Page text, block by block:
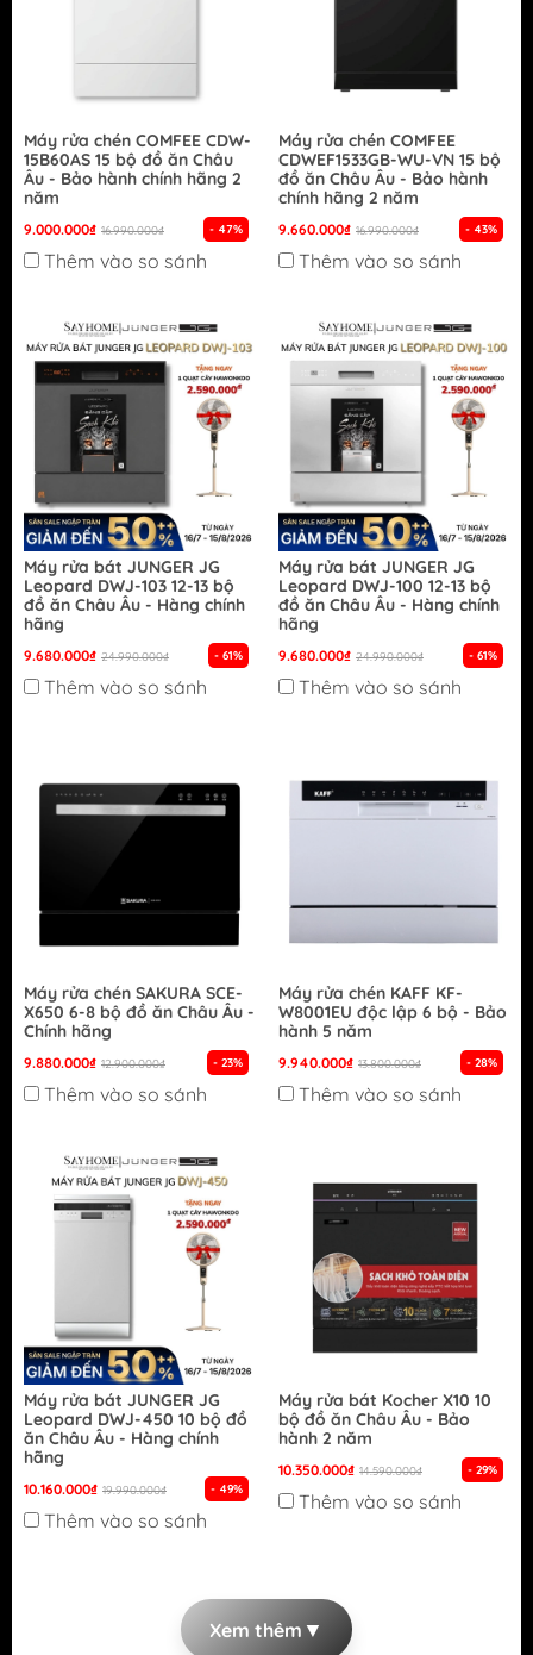
Máy rửa chén COMFEE CDW-
15B60AS 15 bộ đồ ăn Châu
Âu - Bảo hành chính hãng 2
năm
9.000.000₫ 16.990.000₫ - 47%
Thêm vào so sánh
Máy rửa chén COMFEE
CDWEF1533GB-WU-VN 15 bộ
đồ ăn Châu Âu - Bảo hành
chính hãng 2 năm
9.660.000₫ 16.990.000₫ - 43%
Thêm vào so sánh
Máy rửa bát JUNGER JG
Leopard DWJ-103 12-13 bộ
đồ ăn Châu Âu - Hàng chính
hãng
9.680.000₫ 24.990.000₫ - 61%
Thêm vào so sánh
Máy rửa bát JUNGER JG
Leopard DWJ-100 12-13 bộ
đồ ăn Châu Âu - Hàng chính
hãng
9.680.000₫ 24.990.000₫ - 61%
Thêm vào so sánh
Máy rửa chén SAKURA SCE-
X650 6-8 bộ đồ ăn Châu Âu -
Chính hãng
9.880.000₫ 12.900.000₫ - 23%
Thêm vào so sánh
Máy rửa chén KAFF KF-
W8001EU độc lập 6 bộ - Bảo
hành 5 năm
9.940.000₫ 13.800.000₫ - 28%
Thêm vào so sánh
Máy rửa bát JUNGER JG
Leopard DWJ-450 10 bộ đồ
ăn Châu Âu - Hàng chính
hãng
10.160.000₫ 19.990.000₫ - 49%
Thêm vào so sánh
Máy rửa bát Kocher X10 10
bộ đồ ăn Châu Âu - Bảo
hành 2 năm
10.350.000₫ 14.590.000₫ - 29%
Thêm vào so sánh
Xem thêm ▼